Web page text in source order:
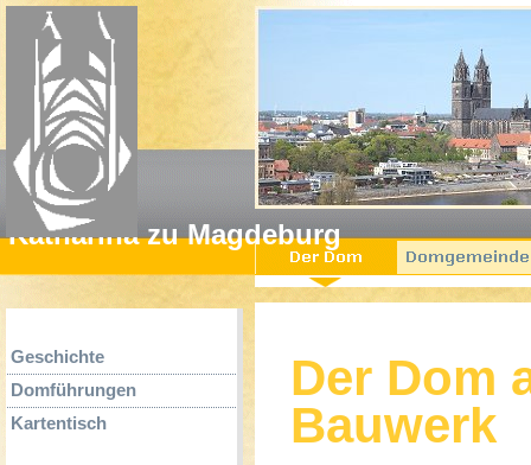
Katharina zu Magdeburg
Geschichte
Domführungen
Kartentisch
Der Dom
Bauwerk